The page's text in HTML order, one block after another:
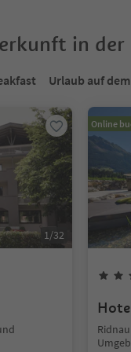
in der
Urlaub auf
1/32
Online